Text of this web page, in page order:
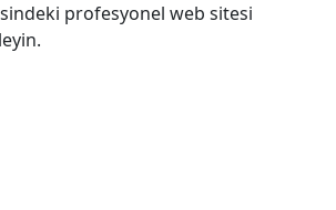
profesyonel web sitesi